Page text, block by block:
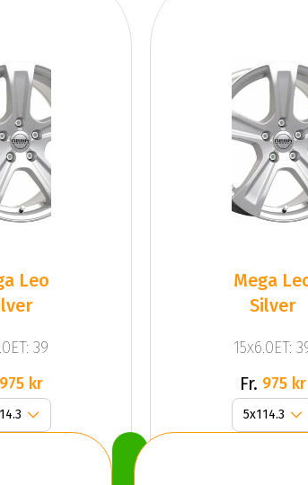
Leo
39
975 kr
Mega
Silver
15x6.0ET:
Fr. 975 kr